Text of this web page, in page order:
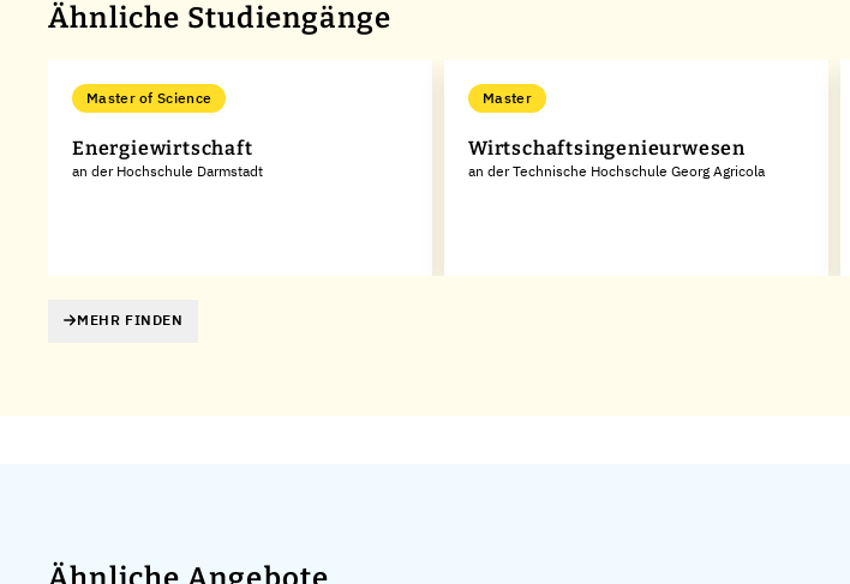
Ähnliche Studiengänge
Master of Science
Energiewirtschaft
an der Hochschule Darmstadt
Master
Wirtschaftsingenieurwesen
an der Technische Hochschule Georg Agricola
MEHR FINDEN